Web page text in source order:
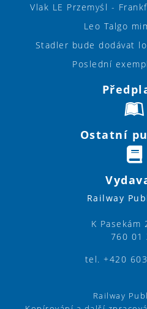
Vlak LE Przemyśl -
Leo Talgo
Stadler bude dodávat
Poslední
Ostatní
Railway
K Pasekám
760 01
tel. +420
Railway